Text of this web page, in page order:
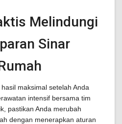
Melindungi
Sinar
maksimal setelah Anda
intensif bersama tim
pastikan Anda merubah
dengan menerapkan aturan